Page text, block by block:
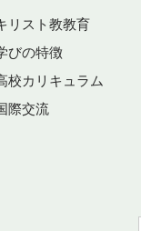
リスト教教育
びの特徴
校カリキュラム
際交流